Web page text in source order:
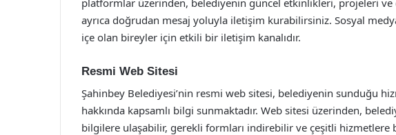
ayrıca doğrudan mesaj yoluyla iletişim kurabilirsiniz. Sosyal
içe olan bireyler için etkili bir iletişim kanalıdır.
Resmi Web Sitesi
Şahinbey Belediyesi’nin resmi web sitesi, belediyenin sunduğu
hakkında kapsamlı bilgi sunmaktadır. Web sitesi üzerinden,
bilgilere ulaşabilir, gerekli formları indirebilir ve çeşitli hizmetlere